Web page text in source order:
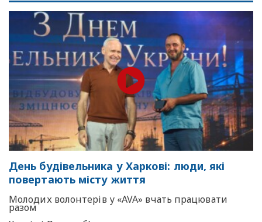
День будівельника у Харкові: люди, які
повертають місту життя
Молодих волонтерів у «AVA» вчать працювати
разом